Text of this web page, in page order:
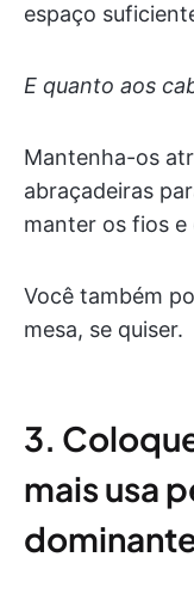
espaço
E quanto aos
Mantenha-os
abraçadeiras
manter os fios
Você também
mesa, se quiser.
3.
mais usa